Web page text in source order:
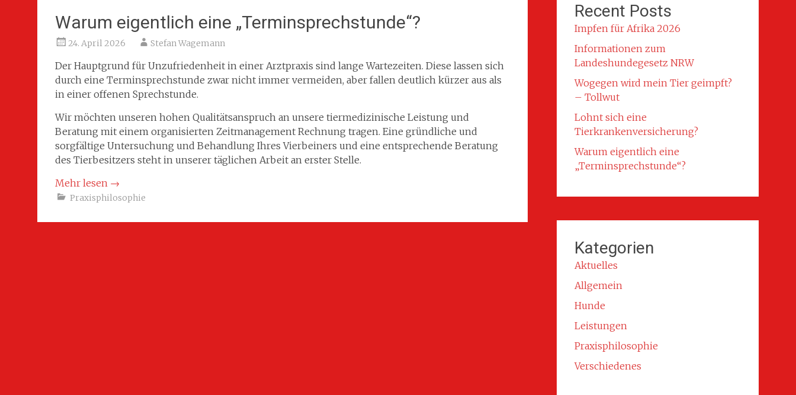
Warum eigentlich eine „Terminsprechstunde“?
24. April 2026 Stefan Wagemann
Der Hauptgrund für Unzufriedenheit in einer Arztpraxis sind lange Wartezeiten. Diese lassen sich
durch eine Terminsprechstunde zwar nicht immer vermeiden, aber fallen deutlich kürzer aus als
in einer offenen Sprechstunde.
Wir möchten unseren hohen Qualitätsanspruch an unsere tiermedizinische Leistung und
Beratung mit einem organisierten Zeitmanagement Rechnung tragen. Eine gründliche und
sorgfältige Untersuchung und Behandlung Ihres Vierbeiners und eine entsprechende Beratung
des Tierbesitzers steht in unserer täglichen Arbeit an erster Stelle.
Mehr lesen →
Praxisphilosophie
Recent Posts
Impfen für Afrika 2026
Informationen zum
Landeshundegesetz NRW
Wogegen wird mein Tier geimpft?
– Tollwut
Lohnt sich eine
Tierkrankenversicherung?
Warum eigentlich eine
„Terminsprechstunde“?
Kategorien
Aktuelles
Allgemein
Hunde
Leistungen
Praxisphilosophie
Verschiedenes